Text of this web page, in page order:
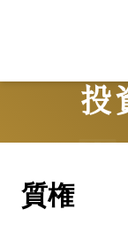
投
質権